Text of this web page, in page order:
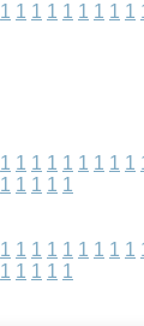
1 1 1 1 1 1 1 1 1
1 1 1 1 1 1 1 1 1
1 1 1 1 1
1 1 1 1 1 1 1 1 1
1 1 1 1 1